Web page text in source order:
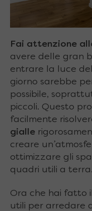
Fai attenzione
avere delle gran
entrare la luce
giorno sarebbe
possibile,
piccoli. Questo
facilmente
gialle
creare
ottimizzare gli
quadri utili a terra.
Ora che hai fatto
utili per arredare